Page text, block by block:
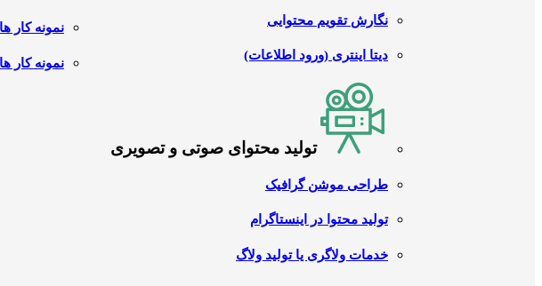
نگارش تقویم محتوایی
دیتا اینتری (ورود اطلاعات)
تولید محتوای صوتی و تصویری
طراحی موشن گرافیک
تولید محتوا در اینستاگرام
خدمات ولاگری یا تولید ولاگ
نمونه کار
نمونه کار